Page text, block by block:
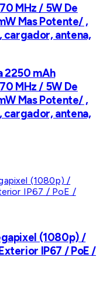
MHz / 5W De
Mas Potente/ ,
cargador, antena,
2250 mAh
MHz / 5W De
Mas Potente/ ,
cargador, antena,
(1080p) /
IP67 / PoE /